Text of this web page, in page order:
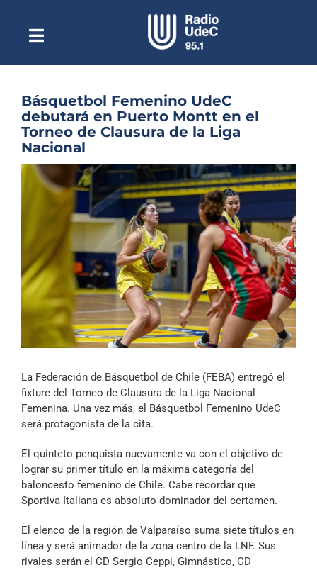
contenidoToggle
NavigationEscuchar Radio UdeC en vivo
Quiénes Somos
Programación
Noticias
Reportajes
Columnas
Música Clásica
Especiales
Archivo Sonoro
Básquetbol Femenino UdeC
debutará en Puerto Montt en el
Torneo de Clausura de la Liga
Nacional
Ver
imagen
La Federación de Básquetbol de Chile (FEBA) entregó el
fixture del Torneo de Clausura de la Liga Nacional
Femenina. Una vez más, el Básquetbol Femenino UdeC
será protagonista de la cita.
El quinteto penquista nuevamente va con el objetivo de
lograr su primer título en la máxima categoría del
baloncesto femenino de Chile. Cabe recordar que
Sportiva Italiana es absoluto dominador del certamen.
El elenco de la región de Valparaíso suma siete títulos en
línea y será animador de la zona centro de la LNF. Sus
rivales serán el CD Sergio Ceppi, Gimnástico, CD